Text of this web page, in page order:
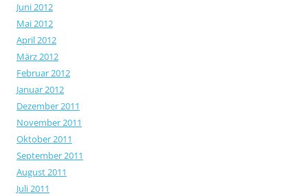
Juni 2012
Mai 2012
April 2012
März 2012
Februar 2012
Januar 2012
Dezember 2011
November 2011
Oktober 2011
September 2011
August 2011
Juli 2011